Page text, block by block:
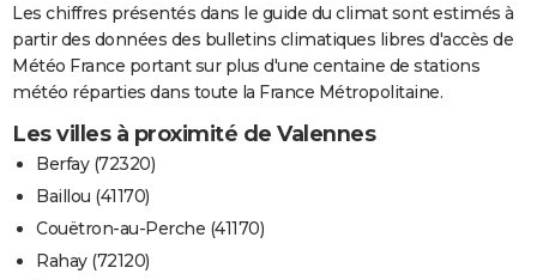
Les chiffres présentés dans le guide du climat sont estimés à
partir des données des bulletins climatiques libres d'accès de
Météo France portant sur plus d'une centaine de stations
météo réparties dans toute la France Métropolitaine.
Les villes à proximité de Valennes
Berfay (72320)
Baillou (41170)
Couëtron-au-Perche (41170)
Rahay (72120)